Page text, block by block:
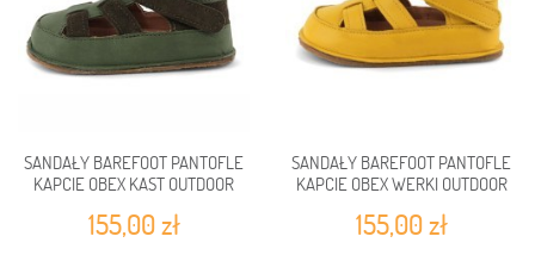
SANDAŁY BAREFOOT PANTOFLE
KAPCIE OBEX KAST OUTDOOR
155,00 zł
SANDAŁY BAREFOOT PANTOFLE
KAPCIE OBEX WERKI OUTDOOR
155,00 zł